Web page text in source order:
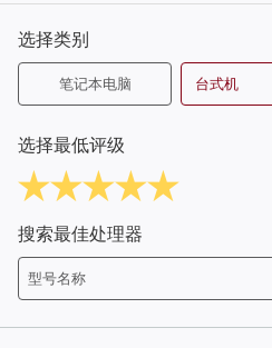
选择类别
笔记本电脑 台式机
选择最低评级
搜索最佳处理器